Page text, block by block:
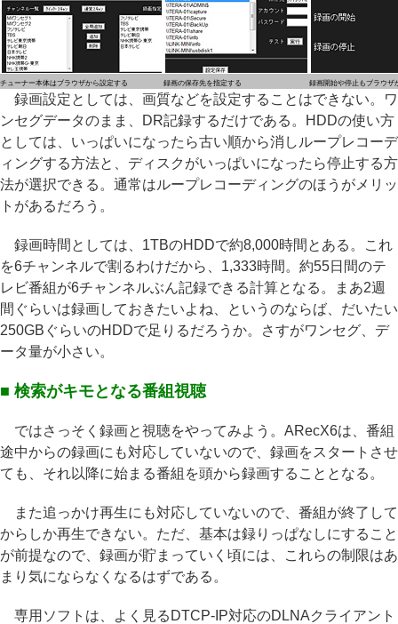
チューナー本体はブラウザから設定する 録画の保存先を指定する 録画開始や停止もブラウザ
録画設定としては、画質などを設定することはできない。ワ
ンセグデータのまま、DR記録するだけである。HDDの使い方
としては、いっぱいになったら古い順から消しループレコーデ
ィングする方法と、ディスクがいっぱいになったら停止する方
法が選択できる。通常はループレコーディングのほうがメリッ
トがあるだろう。
録画時間としては、1TBのHDDで約8,000時間とある。これ
を6チャンネルで割るわけだから、1,333時間。約55日間のテ
レビ番組が6チャンネルぶん記録できる計算となる。まあ2週
間ぐらいは録画しておきたいよね、というのならば、だいたい
250GBぐらいのHDDで足りるだろうか。さすがワンセグ、デ
ータ量が小さい。
■ 検索がキモとなる番組視聴
ではさっそく録画と視聴をやってみよう。ARecX6は、番組
途中からの録画にも対応していないので、録画をスタートさせ
ても、それ以降に始まる番組を頭から録画することとなる。
また追っかけ再生にも対応していないので、番組が終了して
からしか再生できない。ただ、基本は録りっぱなしにすること
が前提なので、録画が貯まっていく頃には、これらの制限はあ
まり気にならなくなるはずである。
専用ソフトは、よく見るDTCP-IP対応のDLNAクライアント